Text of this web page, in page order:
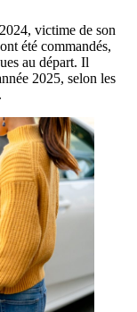
victime de son
été commandés,
au départ. Il
2025, selon les